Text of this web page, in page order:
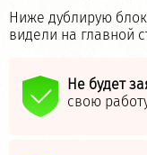
Ниже дублирую
видели на главной
Не будет
свою